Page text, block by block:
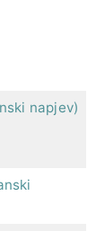
napjev)